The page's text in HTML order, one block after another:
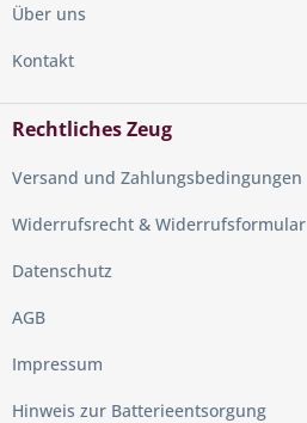
Über uns
Kontakt
Rechtliches Zeug
Versand und Zahlungsbedingungen
Widerrufsrecht & Widerrufsformular
Datenschutz
AGB
Impressum
Hinweis zur Batterieentsorgung